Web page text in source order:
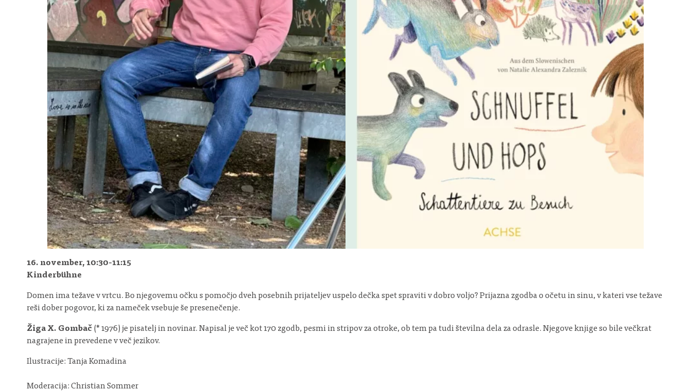
16. november, 10:30-11:15
Kinderbühne
Domen ima težave v vrtcu. Bo njegovemu očku s pomočjo dveh posebnih prijateljev uspelo dečka spet spraviti v dobro voljo? Prijazna zgodba o očetu in sinu, v kateri vse težave
reši dober pogovor, ki za nameček vsebuje še presenečenje.
Žiga X. Gombač (* 1976) je pisatelj in novinar. Napisal je več kot 170 zgodb, pesmi in stripov za otroke, ob tem pa tudi številna dela za odrasle. Njegove knjige so bile večkrat
nagrajene in prevedene v več jezikov.
Ilustracije: Tanja Komadina
Moderacija: Christian Sommer